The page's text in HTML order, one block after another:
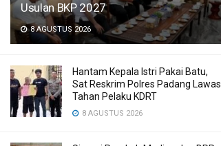
Usulan BKP 2027
8 AGUSTUS 2026
Hantam Kepala Istri Pakai Batu,
Sat Reskrim Polres Padang Lawas
Tahan Pelaku KDRT
8 AGUSTUS 2026